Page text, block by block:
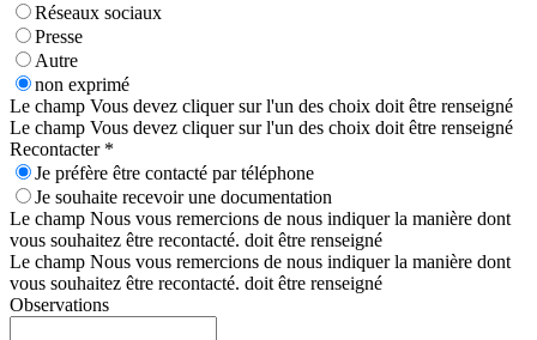
Réseaux sociaux
Presse
Autre
non exprimé
Le champ Vous devez cliquer sur l'un des choix doit être renseigné
Le champ Vous devez cliquer sur l'un des choix doit être renseigné
Recontacter *
Je préfère être contacté par téléphone
Je souhaite recevoir une documentation
Le champ Nous vous remercions de nous indiquer la manière dont
vous souhaitez être recontacté. doit être renseigné
Le champ Nous vous remercions de nous indiquer la manière dont
vous souhaitez être recontacté. doit être renseigné
Observations